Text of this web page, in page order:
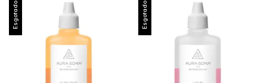
Esgotado Esgotado